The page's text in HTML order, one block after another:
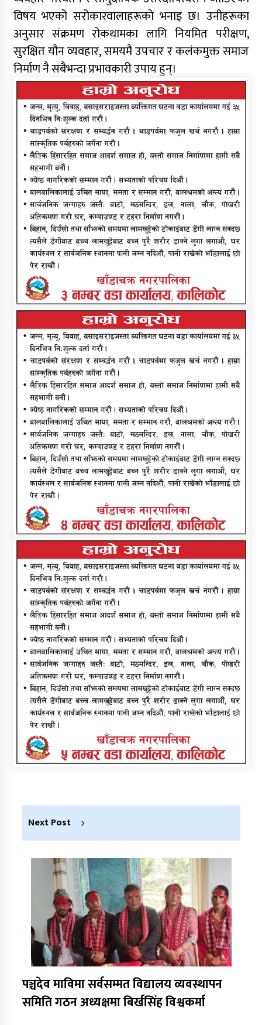
विषय भएको सरोकारवालाहरूको भनाइ छ। उनीहरूका
अनुसार संक्रमण रोकथामका लागि नियमित परीक्षण,
सुरक्षित यौन व्यवहार, समयमै उपचार र कलंकमुक्त समाज
निर्माण नै सबैभन्दा प्रभावकारी उपाय हुन्।
Next Post
पञ्चदेव माविमा सर्वसम्मत विद्यालय व्यवस्थापन
समिति गठन अध्यक्षमा बिर्खसिंह विश्वकर्मा